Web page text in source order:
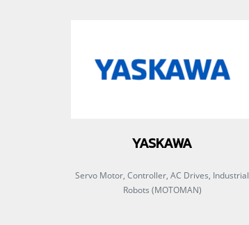
YASKAWA
Servo Motor, Controller, AC Drives, Industrial
Robots (MOTOMAN)